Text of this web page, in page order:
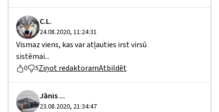
C.L.
24.08.2020, 11:24:31
Vismaz viens, kas var atļauties irst virsū
sistēmai...
0 5Ziņot redaktoramAtbildēt
Jānis ...
23.08.2020, 21:34:47